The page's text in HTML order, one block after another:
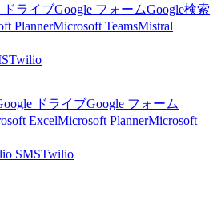
ドライブGoogle フォームGoogle検索
PlannerMicrosoft TeamsMistral
Twilio
ドライブGoogle フォーム
ExcelMicrosoft PlannerMicrosoft
SMSTwilio